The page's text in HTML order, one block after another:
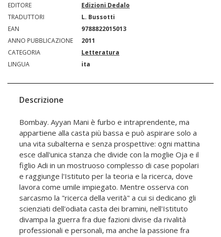
EDITORE
Edizioni Dedalo
TRADUTTORI
L. Bussotti
EAN
9788822015013
ANNO PUBBLICAZIONE
2011
CATEGORIA
Letteratura
LINGUA
ita
Descrizione
Bombay. Ayyan Mani è furbo e intraprendente, ma
appartiene alla casta più bassa e può aspirare solo a
una vita subalterna e senza prospettive: ogni mattina
esce dall'unica stanza che divide con la moglie Oja e il
figlio Adi in un mostruoso complesso di case popolari
e raggiunge l'Istituto per la teoria e la ricerca, dove
lavora come umile impiegato. Mentre osserva con
sarcasmo la "ricerca della verità" a cui si dedicano gli
scienziati dell'odiata casta dei bramini, nell'Istituto
divampa la guerra fra due fazioni divise da rivalità
professionali e personali, ma anche la passione fra